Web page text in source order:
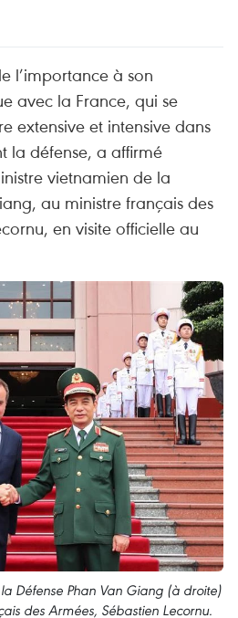
l’importance à son
avec la France, qui se
extensive et intensive dans
la défense, a affirmé
vietnamien de la
au ministre français des
en visite officielle au
Défense Phan Van Giang (à droite)
des Armées, Sébastien Lecornu.